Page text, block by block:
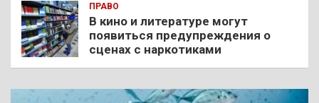
ПРАВО
В кино и литературе могут
появиться предупреждения о
сценах с наркотиками